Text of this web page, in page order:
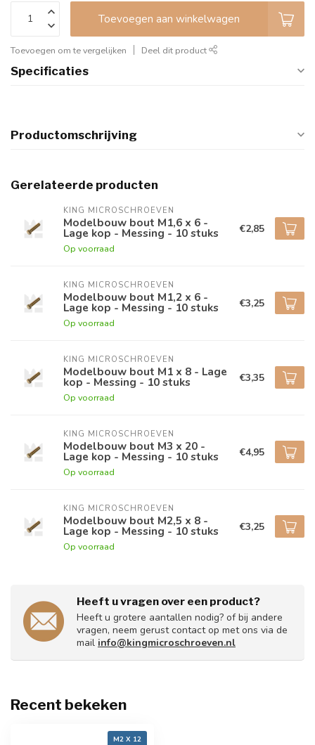
Toevoegen aan winkelwagen
Toevoegen om te vergelijken Deel dit product
Specificaties
Productomschrijving
Gerelateerde producten
KING MICROSCHROEVEN
Modelbouw bout M1,6 x 6 -
Lage kop - Messing - 10 stuks
Op voorraad
€2,85
KING MICROSCHROEVEN
Modelbouw bout M1,2 x 6 -
Lage kop - Messing - 10 stuks
Op voorraad
€3,25
KING MICROSCHROEVEN
Modelbouw bout M1 x 8 - Lage
kop - Messing - 10 stuks
Op voorraad
€3,35
KING MICROSCHROEVEN
Modelbouw bout M3 x 20 -
Lage kop - Messing - 10 stuks
Op voorraad
€4,95
KING MICROSCHROEVEN
Modelbouw bout M2,5 x 8 -
Lage kop - Messing - 10 stuks
Op voorraad
€3,25
Heeft u vragen over een product?
Heeft u grotere aantallen nodig? of bij andere
vragen, neem gerust contact op met ons via de
mail info@kingmicroschroeven.nl
Recent bekeken
M2 X 12